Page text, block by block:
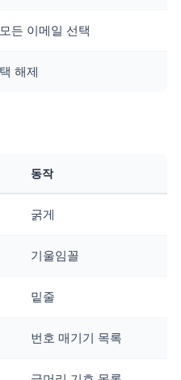
든 이메일 선택
해제
동작
굵게
기울임꼴
밑줄
번호 매기기 목록